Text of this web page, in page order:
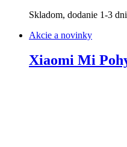
Skladom, dodanie 1-3 dni
Akcie a novinky
Xiaomi Mi